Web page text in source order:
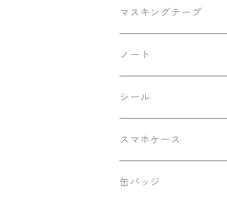
リバティバージョン
デニムバージョン
レースバージョン
シルバーラメバージョン
動物柄バージョン
マスキングテープ
ノート
シール
スマホケース
缶バッジ